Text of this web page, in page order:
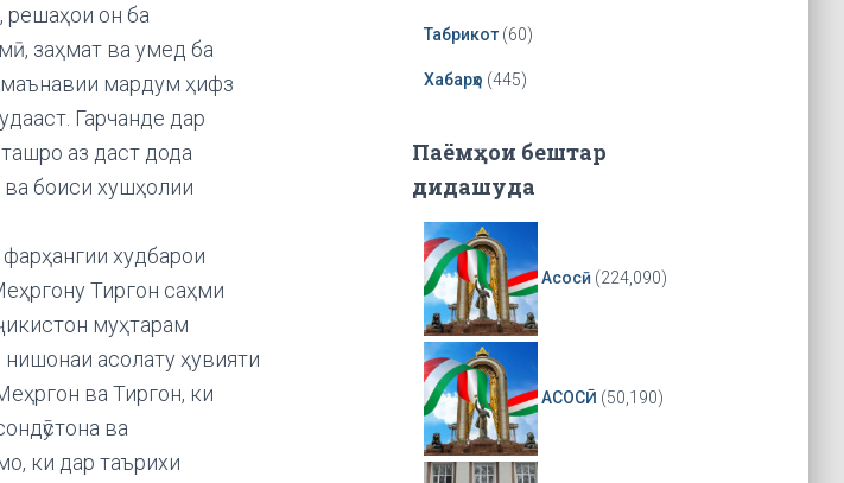
он ба
заҳмат ва умед ба
мардум ҳифз
Гарчанде дар
аз даст дода
боиси хушҳолии
худбарои
Тиргон саҳми
муҳтарам
асолату ҳувияти
ва Тиргон, ки
ва
ки дар таърихи
Табрикот(60)
Хабарҳо (445)
Паёмҳои бештар
дидашуда
Асосӣ (224,090)
АСОСӢ (50,190)